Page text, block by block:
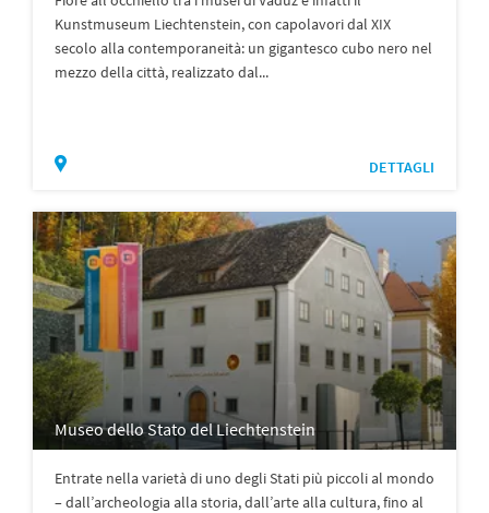
Kunstmuseum Liechtenstein, con capolavori dal XIX
secolo alla contemporaneità: un gigantesco cubo nero nel
mezzo della città, realizzato dal...
DETTAGLI
Museo dello Stato del Liechtenstein
Entrate nella varietà di uno degli Stati più piccoli al mondo
– dall’archeologia alla storia, dall’arte alla cultura, fino al